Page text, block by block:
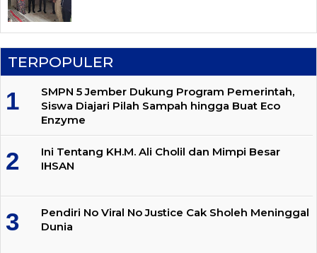
TERPOPULER
SMPN 5 Jember Dukung Program Pemerintah,
Siswa Diajari Pilah Sampah hingga Buat Eco
Enzyme
Ini Tentang KH.M. Ali Cholil dan Mimpi Besar
IHSAN
Pendiri No Viral No Justice Cak Sholeh Meninggal
Dunia